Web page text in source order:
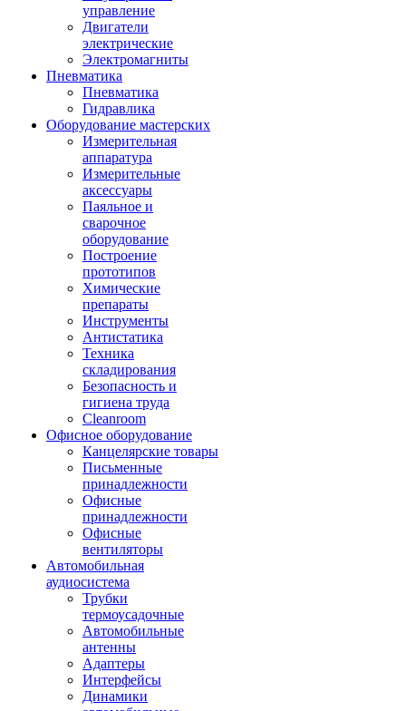
управление
Двигатели
электрические
Электромагниты
Пневматика
Пневматика
Гидравлика
Оборудование мастерских
Измерительная
аппаратура
Измерительные
аксессуары
Паяльное и
сварочное
оборудование
Построение
прототипов
Химические
препараты
Инструменты
Aнтистатика
Техника
складирования
Безопасность и
гигиена труда
Cleanroom
Офисное оборудование
Канцелярские товары
Письменные
принадлежности
Офисные
принадлежности
Офисные
вентиляторы
Автомобильная
аудиосистема
Трубки
термоусадочные
Автомобильные
антенны
Адаптеры
Интерфейсы
Динамики